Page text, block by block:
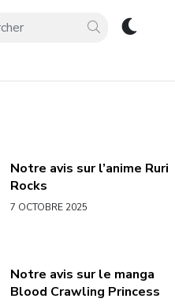
Notre avis sur l’anime Ruri
Rocks
7 OCTOBRE 2025
Notre avis sur le manga
Blood Crawling Princess